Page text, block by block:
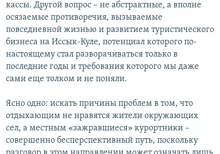
кассы. Другой вопрос – не абстрактные, а вполне
осязаемые противоречия, вызываемые
повседневной жизнью и развитием туристического
бизнеса на Иссык-Куле, потенциал которого по-
настоящему стал разворачиваться только в
последние годы и требования которого мы даже
сами еще толком и не поняли.
Ясно одно: искать причины проблем в том, что
отдыхающим не нравятся жители окружающих
сел, а местным «зажравшиеся» курортники –
совершенно бесперспективный путь, поскольку